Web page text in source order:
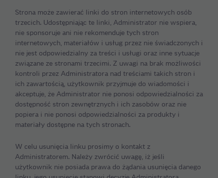
Strona może zawierać linki do stron internetowych osób
trzecich. Udostępniając te linki, Administrator nie wspiera,
nie sponsoruje ani nie rekomenduje tych stron
internetowych, materiałów i usług przez nie świadczonych i
nie jest odpowiedzialny za treści i usługi oraz inne sytuacje
związane ze stronami trzecimi. Z uwagi na brak możliwości
kontroli przez Administratora nad treściami takich stron i
ich zawartością, użytkownik przyjmuje do wiadomości i
akceptuje, że Administrator nie ponosi odpowiedzialności za
dostępność stron zewnętrznych i ich zasobów oraz nie
popiera i nie ponosi odpowiedzialności za produkty i
materiały dostępne na tych stronach.
W celu usunięcia linku prosimy o kontakt z
Administratorem. Należy zwrócić uwagę, iż jeśli
użytkownik nie posiada prawa do żądania usunięcia danego